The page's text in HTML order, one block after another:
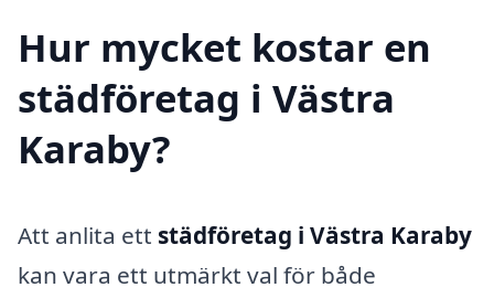
Hur mycket kostar en
städföretag i Västra
Karaby?
Att anlita ett städföretag i Västra Karaby
kan vara ett utmärkt val för både